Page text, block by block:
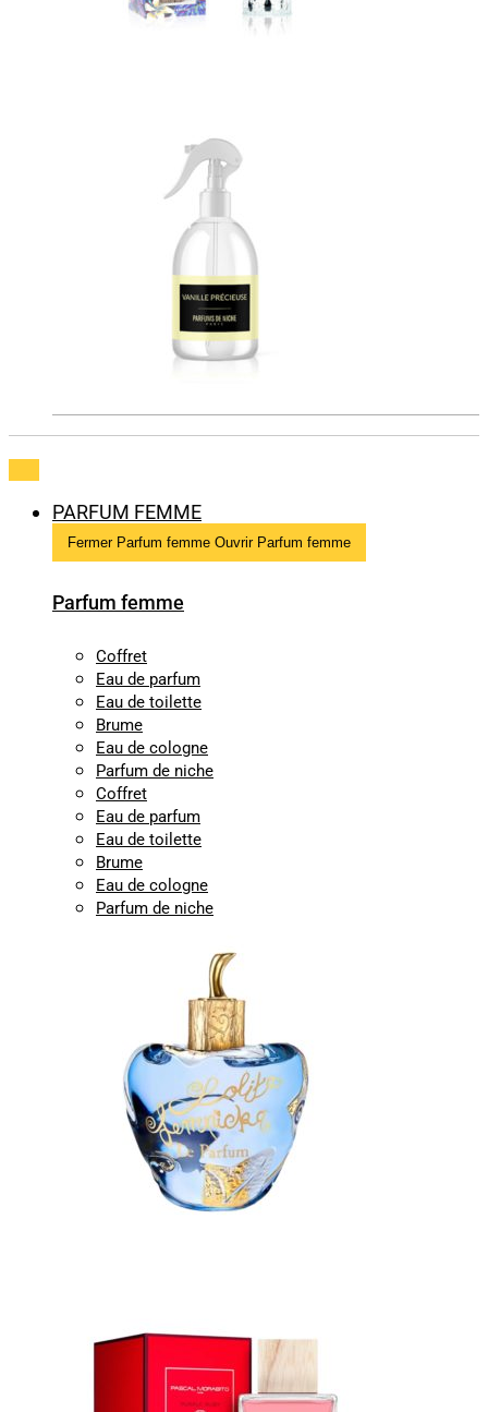
PARFUM FEMME
Fermer Parfum femme Ouvrir Parfum femme
Parfum femme
Coffret
Eau de parfum
Eau de toilette
Brume
Eau de cologne
Parfum de niche
Coffret
Eau de parfum
Eau de toilette
Brume
Eau de cologne
Parfum de niche